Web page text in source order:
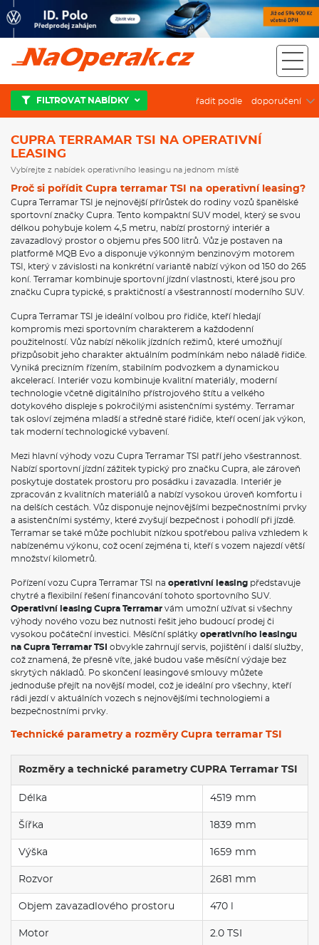
Cupra terramar TSI na operativní leasing
FILTROVAT NABÍDKY řadit podle
CUPRA TERRAMAR TSI NA OPERATIVNÍ
LEASING
Vybírejte z nabídek operativního leasingu na jednom místě
Proč si pořídit Cupra terramar TSI na operativní leasing?
Cupra Terramar TSI je nejnovější přírůstek do rodiny vozů španělské
sportovní značky Cupra. Tento kompaktní SUV model, který se svou
délkou pohybuje kolem 4,5 metru, nabízí prostorný interiér a
zavazadlový prostor o objemu přes 500 litrů. Vůz je postaven na
platformě MQB Evo a disponuje výkonným benzinovým motorem
TSI, který v závislosti na konkrétní variantě nabízí výkon od 150 do 265
koní. Terramar kombinuje sportovní jízdní vlastnosti, které jsou pro
značku Cupra typické, s praktičností a všestranností moderního SUV.
Cupra Terramar TSI je ideální volbou pro řidiče, kteří hledají
kompromis mezi sportovním charakterem a každodenní
použitelností. Vůz nabízí několik jízdních režimů, které umožňují
přizpůsobit jeho charakter aktuálním podmínkám nebo náladě řidiče.
Vyniká precizním řízením, stabilním podvozkem a dynamickou
akcelerací. Interiér vozu kombinuje kvalitní materiály, moderní
technologie včetně digitálního přístrojového štítu a velkého
dotykového displeje s pokročilými asistenčními systémy. Terramar
tak osloví zejména mladší a středně staré řidiče, kteří ocení jak výkon,
tak moderní technologické vybavení.
Mezi hlavní výhody vozu Cupra Terramar TSI patří jeho všestrannost.
Nabízí sportovní jízdní zážitek typický pro značku Cupra, ale zároveň
poskytuje dostatek prostoru pro posádku i zavazadla. Interiér je
zpracován z kvalitních materiálů a nabízí vysokou úroveň komfortu i
na delších cestách. Vůz disponuje nejnovějšími bezpečnostními prvky
a asistenčními systémy, které zvyšují bezpečnost i pohodlí při jízdě.
Terramar se také může pochlubit nízkou spotřebou paliva vzhledem k
nabízenému výkonu, což ocení zejména ti, kteří s vozem najezdí větší
množství kilometrů.
Pořízení vozu Cupra Terramar TSI na operativní leasing představuje
chytré a flexibilní řešení financování tohoto sportovního SUV.
Operativní leasing Cupra Terramar vám umožní užívat si všechny
výhody nového vozu bez nutnosti řešit jeho budoucí prodej či
vysokou počáteční investici. Měsíční splátky operativního leasingu
na Cupra Terramar TSI obvykle zahrnují servis, pojištění i další služby,
což znamená, že přesně víte, jaké budou vaše měsíční výdaje bez
skrytých nákladů. Po skončení leasingové smlouvy můžete
jednoduše přejít na novější model, což je ideální pro všechny, kteří
rádi jezdí v aktuálních vozech s nejnovějšími technologiemi a
bezpečnostními prvky.
Technické parametry a rozměry Cupra terramar TSI
Rozměry a technické parametry CUPRA Terramar TSI
Délka 4519 mm
Šířka 1839 mm
Výška 1659 mm
Rozvor 2681 mm
Objem zavazadlového prostoru 470 l
Motor 2.0 TSI